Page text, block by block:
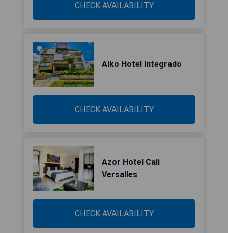
CHECK AVAILABILITY
Alko Hotel Integrado
CHECK AVAILABILITY
Azor Hotel Cali
Versalles
CHECK AVAILABILITY